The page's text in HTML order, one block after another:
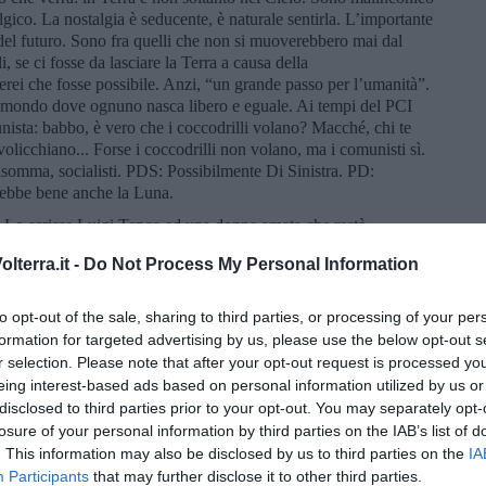
- Do Not Process My Personal Information
opt-out of the sale, sharing to third parties, or processing of your
for targeted advertising by us, please use the below opt-out
selection. Please note that after your opt-out request is processed
interest-based ads based on personal information utilized by us
to third parties prior to your opt-out. You may separately
of your personal information by third parties on the IAB’s list of
This information may also be disclosed by us to third parties on the
Participants that may further disclose it to other third parties.
La nostalgia è seducente, è naturale sentirla. L’importante
futuro. Sono fra quelli che non si muoverebbero mai dal
se ci fosse da lasciare la Terra a causa della
che fosse possibile. Anzi, “un grande passo per l’umanità”.
dove ognuno nasca libero e eguale. Ai tempi del PCI
babbo, è vero che i coccodrilli volano? Macché, chi te
Forse i coccodrilli non volano, ma i comunisti sì.
socialisti. PDS: Possibilmente Di Sinistra. PD:
bene anche la Luna.
Lo scrisse Luigi Tenco ad una donna amata che restò
meravigliosa canzone. Una delle sue. Per tutti coloro che si
accettare”
più o meno così. L’ho riportata a memoria e la metto in rete
Un regalo riciclato, ma meno facile e scontato di quanto si
per me. Buona domenica e buona fortuna.